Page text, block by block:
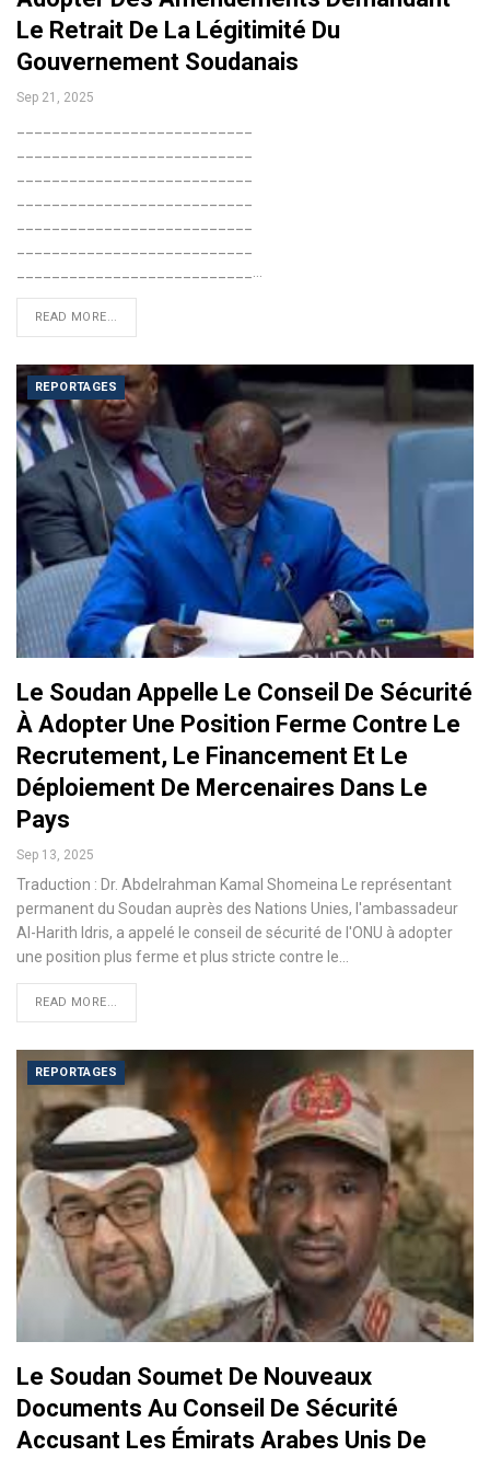
Le Retrait De La Légitimité Du
Gouvernement Soudanais
Sep 21, 2025
READ MORE...
REPORTAGES
Le Soudan Appelle Le Conseil De Sécurité
À Adopter Une Position Ferme Contre Le
Recrutement, Le Financement Et Le
Déploiement De Mercenaires Dans Le
Pays
Sep 13, 2025
Traduction : Dr. Abdelrahman Kamal Shomeina Le représentant
permanent du Soudan auprès des Nations Unies, l'ambassadeur
Al-Harith Idris, a appelé le conseil de sécurité de l'ONU à adopter
une position plus ferme et plus stricte contre le…
READ MORE...
REPORTAGES
Le Soudan Soumet De Nouveaux
Documents Au Conseil De Sécurité
Accusant Les Émirats Arabes Unis De